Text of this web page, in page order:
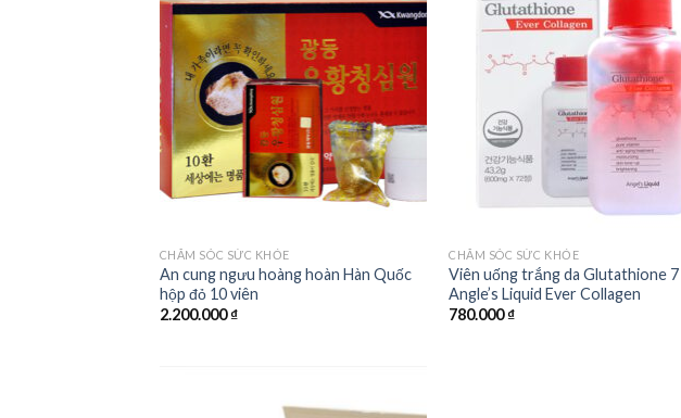
Add to
wishlist
CHĂM SÓC SỨC KHỎE
An cung ngưu hoàng hoàn Hàn Quốc
hộp đỏ 10 viên
2.200.000₫
CHĂM SÓC SỨC KHỎE
Viên uống trắng da Glutathione 7
Angle’s Liquid Ever Collagen
780.000₫